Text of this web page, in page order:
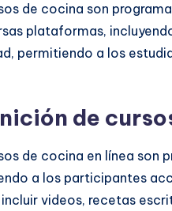
de cocina son
plataformas,
permitiendo a los
de
de cocina en línea son
a los participantes
incluir videos, recetas